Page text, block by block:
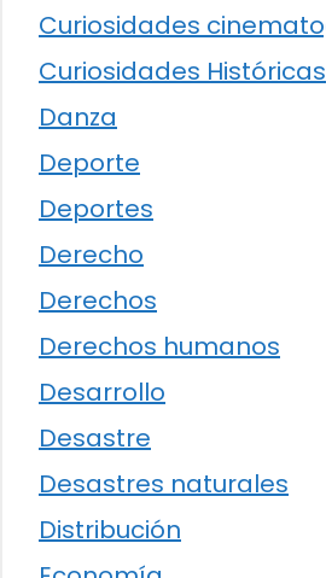
Curiosidades
Curiosidades Históricas
Danza
Deporte
Deportes
Derecho
Derechos
Derechos humanos
Desarrollo
Desastre
Desastres naturales
Distribución